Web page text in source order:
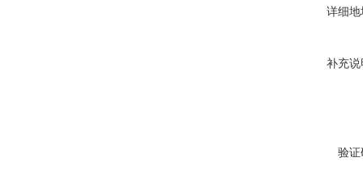
详细地
补充说
验证